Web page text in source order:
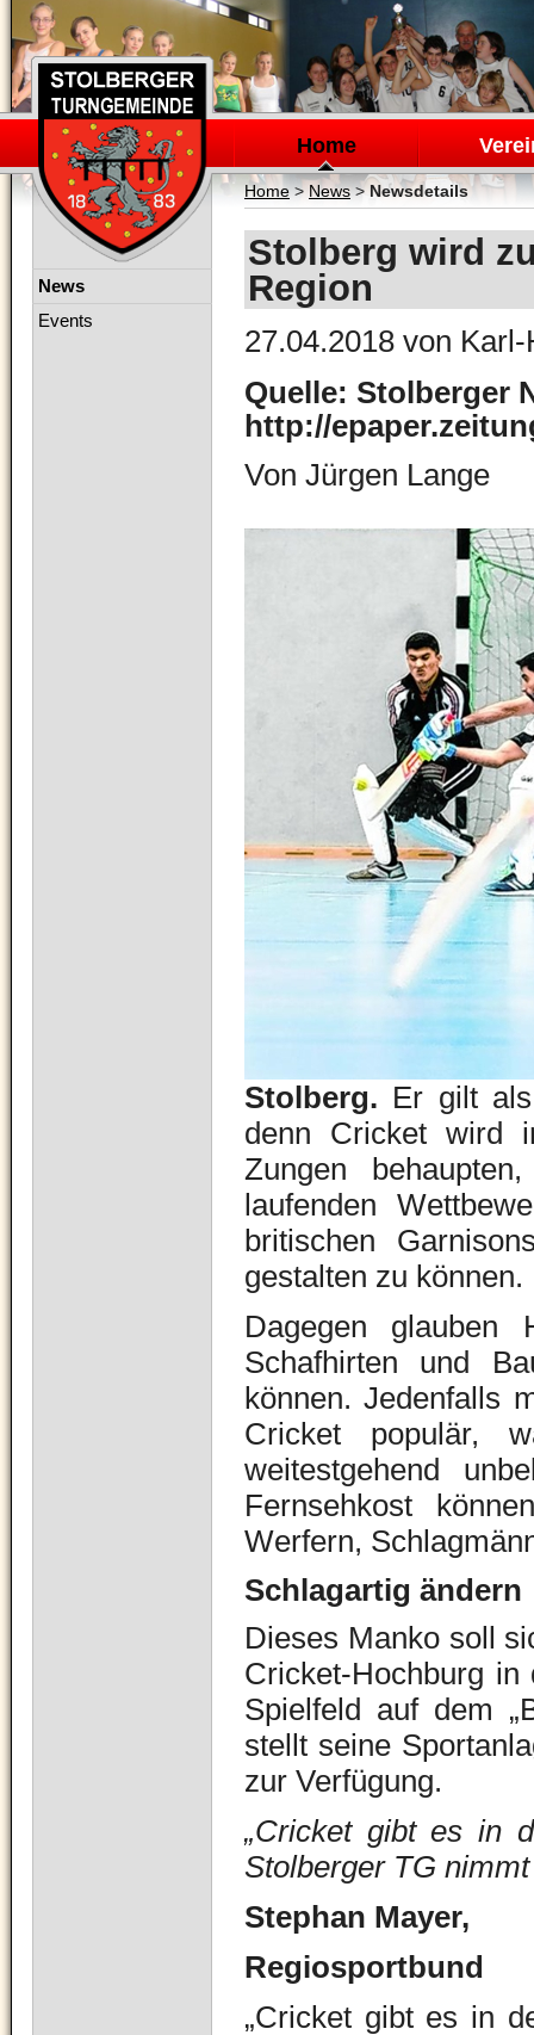
Navigation
überspringen
Home
Home> News>Newsdetails
Stolberg wird
Region
27.04.2018 von
Quelle: Stolberger
http://
Von Jürgen Lange
Stolberg. Er gilt
denn Cricket wird
Zungen
laufenden
britischen
gestalten zu können.
Dagegen glauben
Schafhirten und
können. Jedenfalls
Cricket populär,
weitestgehend
Fernsehkost
Werfern,
Schlagartig ändern
Dieses Manko soll
Cricket-Hochburg in
Spielfeld auf dem
stellt seine
zur Verfügung.
„Cricket gibt es in
Stolberger TG
Stephan Mayer,
Regiosportbund
„Cricket gibt es in
Navigation
News
Events